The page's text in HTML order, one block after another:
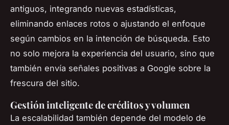
antiguos, integrando nuevas estadísticas,
eliminando enlaces rotos o ajustando el enfoque
según cambios en la intención de búsqueda. Esto
no solo mejora la experiencia del usuario, sino que
también envía señales positivas a Google sobre la
frescura del sitio.
Gestión inteligente de créditos y volumen
La escalabilidad también depende del modelo de